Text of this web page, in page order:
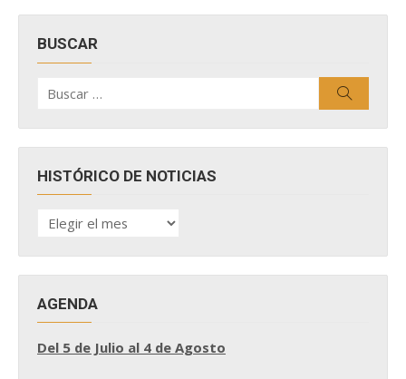
BUSCAR
por:
HISTÓRICO DE NOTICIAS
HISTÓRICO
DE
AGENDA
Del 5 de Julio al 4 de Agosto